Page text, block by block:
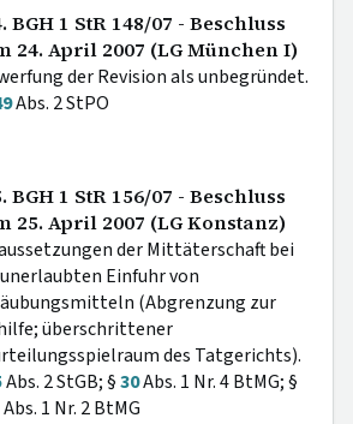
BGH 1 StR 148/07 - Beschluss
24. April 2007 (LG München I)
der Revision als unbegründet.
Abs. 2 StPO
BGH 1 StR 156/07 - Beschluss
25. April 2007 (LG Konstanz)
der Mittäterschaft bei
Einfuhr von
(Abgrenzung zur
überschrittener
des Tatgerichts).
Abs. 2 StGB; §30Abs. 1 Nr. 4 BtMG; §
Abs. 1 Nr. 2 BtMG